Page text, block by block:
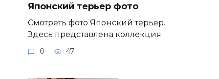
Японский терьер фото
Смотреть фото Японский терьер.
Здесь представлена коллекция
0 47